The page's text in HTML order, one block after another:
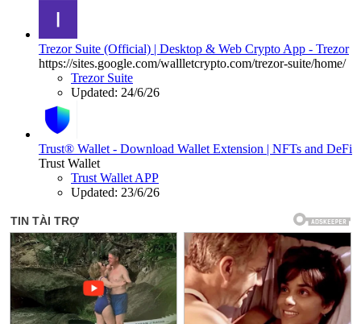
Trezor Suite (Official) | Desktop & Web Crypto App - Trezor
https://sites.google.com/wallletcrypto.com/trezor-suite/home/
Trezor Suite
Updated: 24/6/26
Trust® Wallet - Download Wallet Extension | NFTs and DeFi
Trust Wallet
Trust Wallet APP
Updated: 23/6/26